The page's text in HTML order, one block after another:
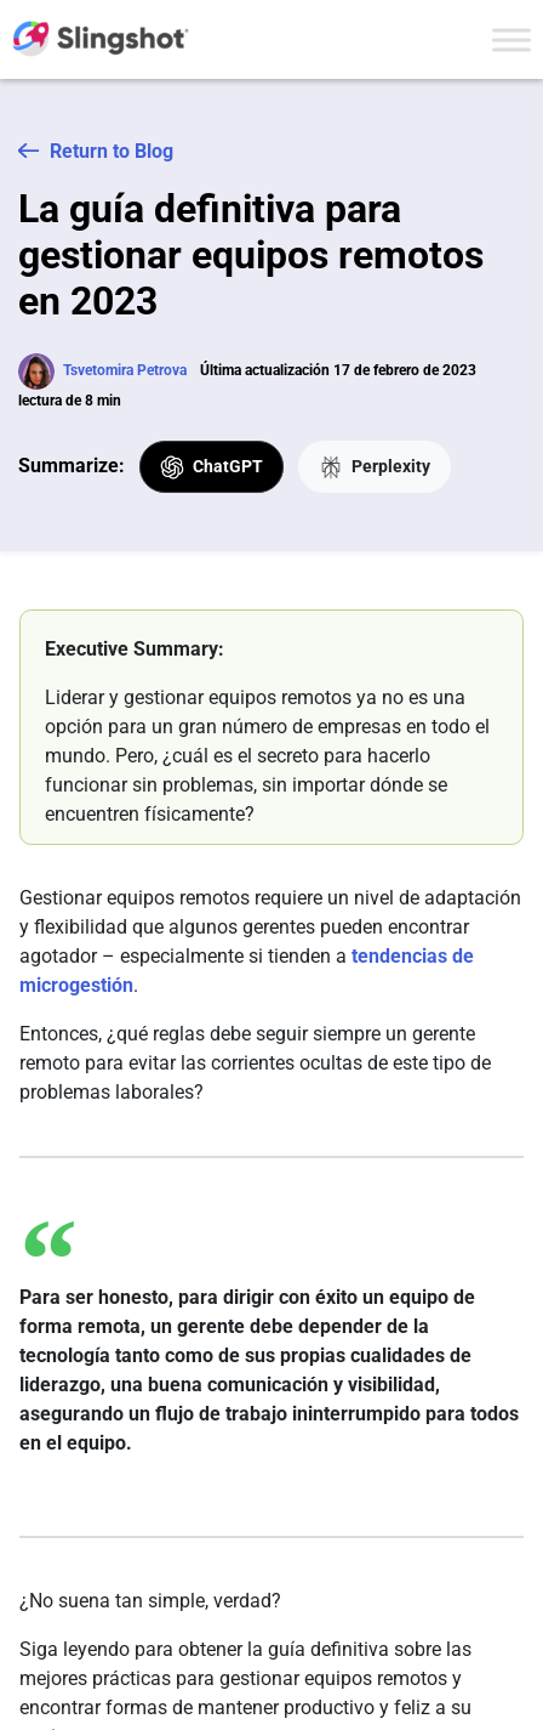
Return to Blog
La guía definitiva para
gestionar equipos remotos
en 2023
Tsvetomira Petrova
Última actualización 17 de febrero de 2023
lectura de 8 min
Summarize: ChatGPT Perplexity
Executive Summary:
Liderar y gestionar equipos remotos ya no es una
opción para un gran número de empresas en todo el
mundo. Pero, ¿cuál es el secreto para hacerlo
funcionar sin problemas, sin importar dónde se
encuentren físicamente?
Gestionar equipos remotos requiere un nivel de adaptación
y flexibilidad que algunos gerentes pueden encontrar
agotador – especialmente si tienden a tendencias de
microgestión.
Entonces, ¿qué reglas debe seguir siempre un gerente
remoto para evitar las corrientes ocultas de este tipo de
problemas laborales?
Para ser honesto, para dirigir con éxito un equipo de
forma remota, un gerente debe depender de la
tecnología tanto como de sus propias cualidades de
liderazgo, una buena comunicación y visibilidad,
asegurando un flujo de trabajo ininterrumpido para todos
en el equipo.
¿No suena tan simple, verdad?
Siga leyendo para obtener la guía definitiva sobre las
mejores prácticas para gestionar equipos remotos y
encontrar formas de mantener productivo y feliz a su